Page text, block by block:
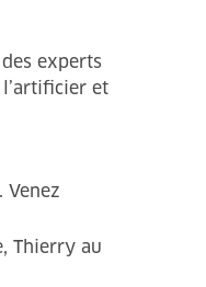
experts
et
Venez
Thierry au